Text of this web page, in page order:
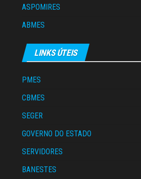
ASPOMIRES
ABMES
LINKS ÚTEIS
PMES
CBMES
SEGER
GOVERNO DO ESTADO
SERVIDORES
BANESTES